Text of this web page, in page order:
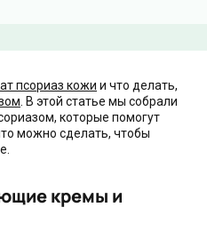
псориаз кожи и что делать,
. В этой статье мы собрали
которые помогут
можно сделать, чтобы
кремы и